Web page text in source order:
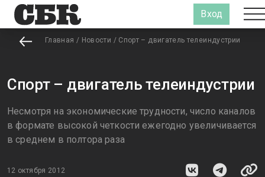
Вход
Главная / Новости / Спорт – двигатель телеиндустрии
Спорт – двигатель телеиндустрии
Несмотря на экономические трудности, число каналов
в формате высокой четкости ежегодно увеличивается
в среднем в полтора раза
12 октября 2012